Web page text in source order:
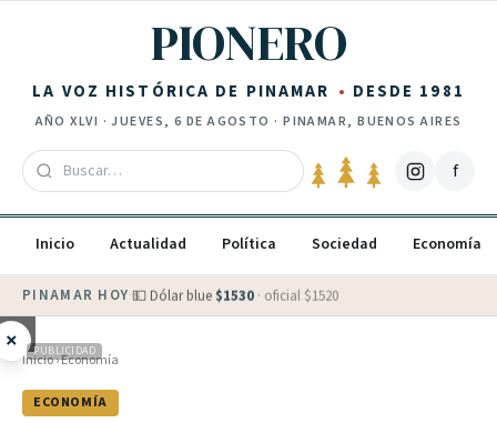
PIONERO
LA VOZ HISTÓRICA DE PINAMAR DESDE 1981
AÑOXLVI ·JUEVES, 6 DE AGOSTO · PINAMAR, BUENOS AIRES
f
Inicio Actualidad Política Sociedad Economía
PINAMAR HOY·💵 Dólar blue $1530 · oficial $1520
× PUBLICIDAD
Inicio›Economía
ECONOMÍA